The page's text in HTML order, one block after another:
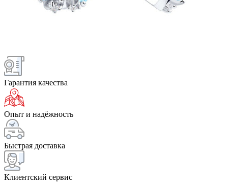
Гарантия качества
Опыт и надёжность
Быстрая доставка
Клиентский сервис